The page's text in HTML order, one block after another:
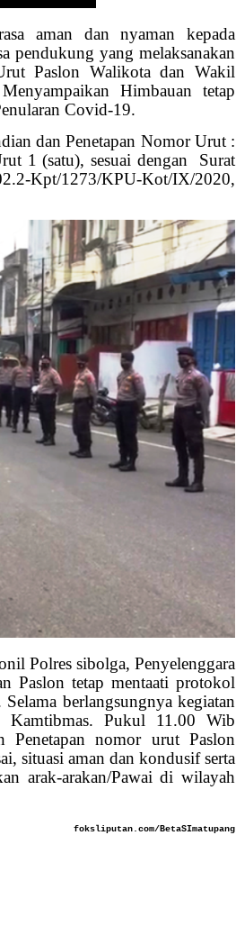
aman dan nyaman kepada
pendukung yang melaksanakan
Paslon Walikota dan Wakil
Himbauan tetap
Covid-19.
dan Penetapan Nomor Urut :
1 (satu), sesuai dengan
Surat
Kpt/1273/KPU-Kot/IX/2020,
Polres sibolga, Penyelenggara
Paslon tetap mentaati protokol
berlangsungnya kegiatan
Kamtibmas. Pukul 11.00 Wib
Penetapan nomor urut Paslon
situasi aman dan kondusif serta
arak-arakan/Pawai di wilayah
foksliputan.com/BetaSImatupang